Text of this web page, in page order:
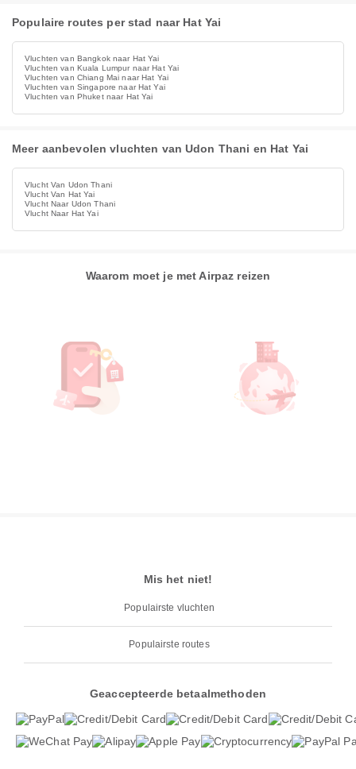
Populaire routes per stad naar Hat Yai
Vluchten van Bangkok naar Hat Yai
Vluchten van Kuala Lumpur naar Hat Yai
Vluchten van Chiang Mai naar Hat Yai
Vluchten van Singapore naar Hat Yai
Vluchten van Phuket naar Hat Yai
Meer aanbevolen vluchten van Udon Thani en Hat Yai
Vlucht Van Udon Thani
Vlucht Van Hat Yai
Vlucht Naar Udon Thani
Vlucht Naar Hat Yai
Waarom moet je met Airpaz reizen
Mis het niet!
Populairste vluchten
Populairste routes
Geaccepteerde betaalmethoden